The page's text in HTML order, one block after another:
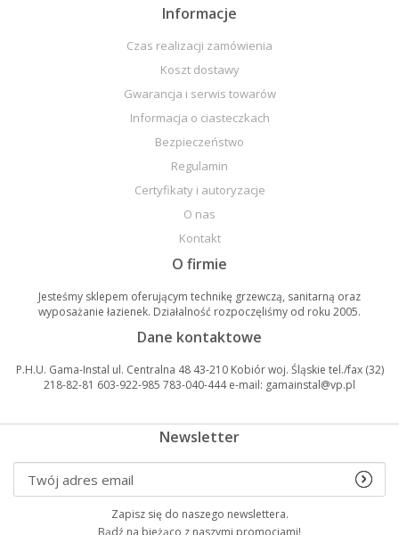
Informacje
Czas realizacji zamówienia
Koszt dostawy
Gwarancja i serwis towarów
Informacja o ciasteczkach
Bezpieczeństwo
Regulamin
Certyfikaty i autoryzacje
O nas
Kontakt
O firmie
Jesteśmy sklepem oferującym technikę grzewczą, sanitarną oraz
wyposażanie łazienek. Działalność rozpoczęliśmy od roku 2005.
Dane kontaktowe
P.H.U. Gama-Instal ul. Centralna 48 43-210 Kobiór woj. Śląskie tel./fax (32)
218-82-81 603-922-985 783-040-444 e-mail: gamainstal@vp.pl
Newsletter
Zapisz się do naszego newslettera.